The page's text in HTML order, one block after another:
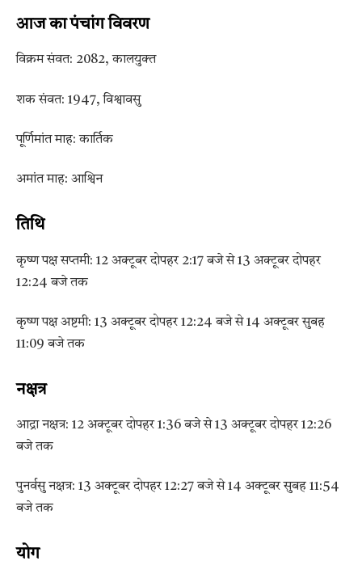
आज का पंचांग विवरण
विक्रम संवत: 2082, कालयुक्त
शक संवत: 1947, विश्वावसु
पूर्णिमांत माह: कार्तिक
अमांत माह: आश्विन
तिथि
कृष्ण पक्ष सप्तमी: 12 अक्टूबर दोपहर 2:17 बजे से 13 अक्टूबर दोपहर
12:24 बजे तक
कृष्ण पक्ष अष्टमी: 13 अक्टूबर दोपहर 12:24 बजे से 14 अक्टूबर सुबह
11:09 बजे तक
नक्षत्र
आद्रा नक्षत्र: 12 अक्टूबर दोपहर 1:36 बजे से 13 अक्टूबर दोपहर 12:26
बजे तक
पुनर्वसु नक्षत्र: 13 अक्टूबर दोपहर 12:27 बजे से 14 अक्टूबर सुबह 11:54
बजे तक
योग